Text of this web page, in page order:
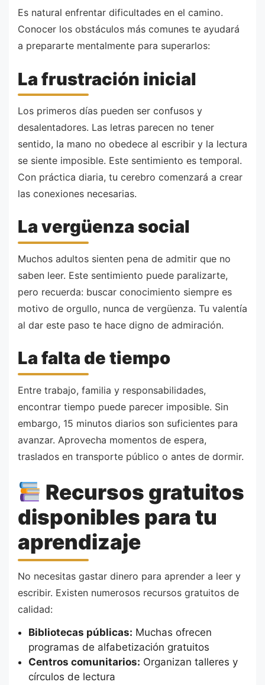
Es natural enfrentar dificultades en el camino.
Conocer los obstáculos más comunes te ayudará
a prepararte mentalmente para superarlos:
La frustración inicial
Los primeros días pueden ser confusos y
desalentadores. Las letras parecen no tener
sentido, la mano no obedece al escribir y la lectura
se siente imposible. Este sentimiento es temporal.
Con práctica diaria, tu cerebro comenzará a crear
las conexiones necesarias.
La vergüenza social
Muchos adultos sienten pena de admitir que no
saben leer. Este sentimiento puede paralizarte,
pero recuerda: buscar conocimiento siempre es
motivo de orgullo, nunca de vergüenza. Tu valentía
al dar este paso te hace digno de admiración.
La falta de tiempo
Entre trabajo, familia y responsabilidades,
encontrar tiempo puede parecer imposible. Sin
embargo, 15 minutos diarios son suficientes para
avanzar. Aprovecha momentos de espera,
traslados en transporte público o antes de dormir.
Recursos gratuitos
disponibles para tu
aprendizaje
No necesitas gastar dinero para aprender a leer y
escribir. Existen numerosos recursos gratuitos de
calidad:
Bibliotecas públicas: Muchas ofrecen
programas de alfabetización gratuitos
Centros comunitarios: Organizan talleres y
círculos de lectura